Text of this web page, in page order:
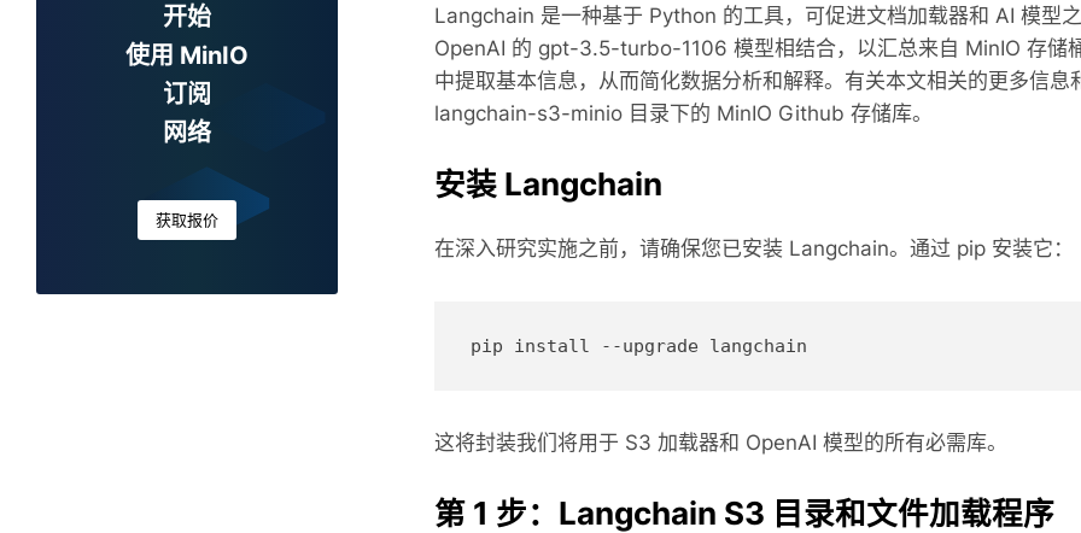
开始
使用 MinIO
订阅
网络
获取报价
Langchain 是一种基于 Python 的工具，可促进文档加载器和 AI 模型
OpenAI 的 gpt-3.5-turbo-1106 模型相结合，以汇总来自 MinIO 存储
中提取基本信息，从而简化数据分析和解释。有关本文相关的更多信
langchain-s3-minio 目录下的 MinIO Github 存储库。
安装 Langchain
在深入研究实施之前，请确保您已安装 Langchain。通过 pip 安装它：
这将封装我们将用于 S3 加载器和 OpenAI 模型的所有必需库。
第 1 步：Langchain S3 目录和文件加载程序